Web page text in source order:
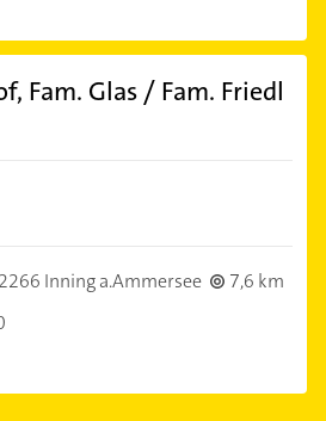
Fam. Glas / Fam. Friedl
Inning a.Ammersee
7,6 km